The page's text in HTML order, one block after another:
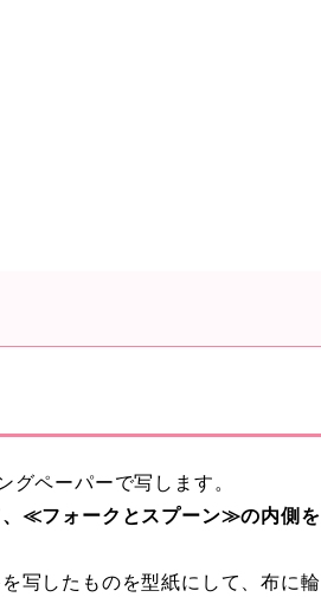
ペーパーで写します。
、≪フォークとスプーン≫の内側を
写したものを型紙にして、布に輪